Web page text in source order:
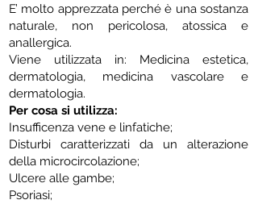
E’ molto apprezzata perché è una sostanza
naturale, non pericolosa, atossica e
anallergica.
Viene utilizzata in: Medicina estetica,
dermatologia, medicina vascolare e
dermatologia.
Per cosa si utilizza:
Insufficenza vene e linfatiche;
Disturbi caratterizzati da un alterazione
della microcircolazione;
Ulcere alle gambe;
Psoriasi;